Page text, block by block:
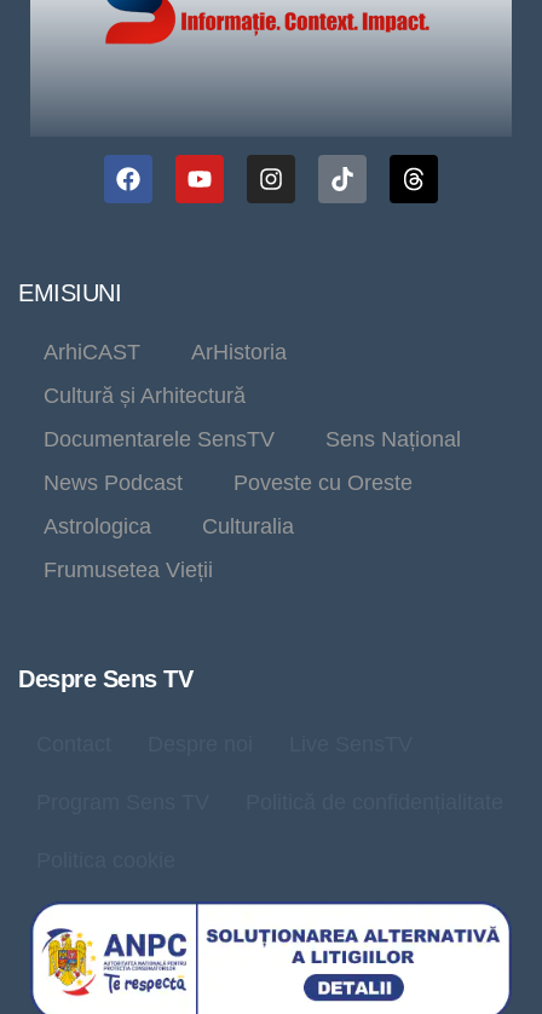
EMISIUNI
ArhiCAST
ArHistoria
Cultură și Arhitectură
Documentarele SensTV
Sens Național
News Podcast
Poveste cu Oreste
Astrologica
Culturalia
Frumusetea Vieții
Despre Sens TV